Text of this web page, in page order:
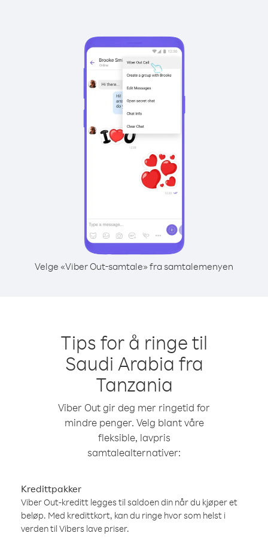
Velge «Viber Out-samtale» fra samtalemenyen
Tips for å ringe til
Saudi Arabia fra
Tanzania
Viber Out gir deg mer ringetid for
mindre penger. Velg blant våre
fleksible, lavpris
samtalealternativer:
Kredittpakker
Viber Out-kreditt legges til saldoen din når du kjøper et
beløp. Med kredittkort, kan du ringe hvor som helst i
verden til Vibers lave priser.